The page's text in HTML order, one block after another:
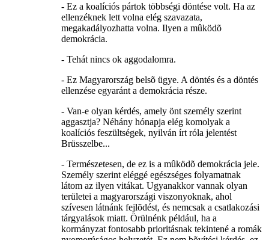
- Ez a koalíciós pártok többségi döntése volt. Ha az
ellenzéknek lett volna elég szavazata,
megakadályozhatta volna. Ilyen a mûködõ
demokrácia.
- Tehát nincs ok aggodalomra.
- Ez Magyarország belsõ ügye. A döntés és a döntés
ellenzése egyaránt a demokrácia része.
- Van-e olyan kérdés, amely önt személy szerint
aggasztja? Néhány hónapja elég komolyak a
koalíciós feszültségek, nyilván írt róla jelentést
Brüsszelbe...
- Természetesen, de ez is a mûködõ demokrácia jele.
Személy szerint eléggé egészséges folyamatnak
látom az ilyen vitákat. Ugyanakkor vannak olyan
területei a magyarországi viszonyoknak, ahol
szívesen látnánk fejlõdést, és nemcsak a csatlakozási
tárgyalások miatt. Örülnénk például, ha a
kormányzat fontosabb prioritásnak tekintené a romák